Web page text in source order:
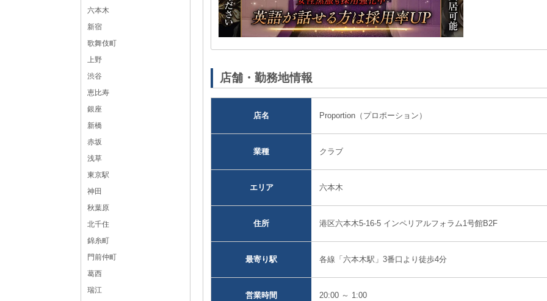
六本木
新宿
歌舞伎町
上野
渋谷
恵比寿
銀座
新橋
赤坂
浅草
東京駅
神田
秋葉原
北千住
錦糸町
門前仲町
葛西
瑞江
店舗・勤務地情報
店名 Proportion（プロポーション）
業種 クラブ
エリア 六本木
住所 港区六本木5-16-5 インペリアルフォラム1号館B2F
最寄り駅 各線「六本木駅」3番口より徒歩4分
営業時間 20:00 ～ 1:00